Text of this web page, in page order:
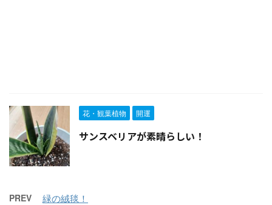
花・観葉植物 開運
サンスベリアが素晴らしい！
PREV 緑の絨毯！